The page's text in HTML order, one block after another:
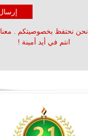
نحن نحتفظ بخصوصيتكم . معنا
انتم في أيد أمينة !